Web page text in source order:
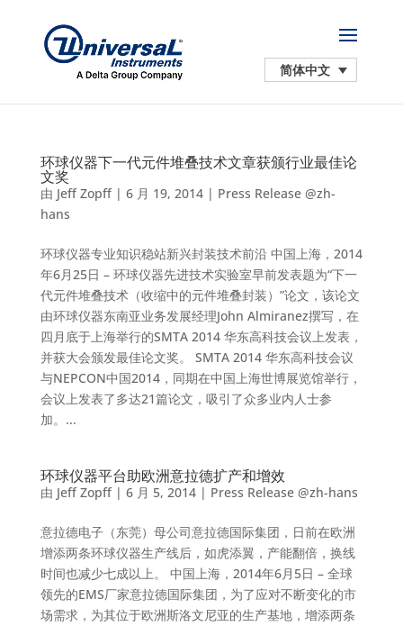
简体中文
环球仪器下一代元件堆叠技术文章获颁行业最佳论
文奖
由 Jeff Zopff| 6 月 19, 2014| Press Release @zh-
hans
环球仪器专业知识稳站新兴封装技术前沿 中国上海，2014
年6月25日 – 环球仪器先进技术实验室早前发表题为“下一
代元件堆叠技术（收缩中的元件堆叠封装）”论文，该论文
由环球仪器东南亚业务发展经理John Almiranez撰写，在
四月底于上海举行的SMTA 2014 华东高科技会议上发表，
并获大会颁发最佳论文奖。 SMTA 2014 华东高科技会议
与NEPCON中国2014，同期在中国上海世博展览馆举行，
会议上发表了多达21篇论文，吸引了众多业内人士参
加。...
环球仪器平台助欧洲意拉德扩产和增效
由 Jeff Zopff| 6 月 5, 2014| Press Release @zh-hans
意拉德电子（东莞）母公司意拉德国际集团，日前在欧洲
增添两条环球仪器生产线后，如虎添翼，产能翻倍，换线
时间也减少七成以上。 中国上海，2014年6月5日 – 全球
领先的EMS厂家意拉德国际集团，为了应对不断变化的市
场需求，为其位于欧洲斯洛文尼亚的生产基地，增添两条